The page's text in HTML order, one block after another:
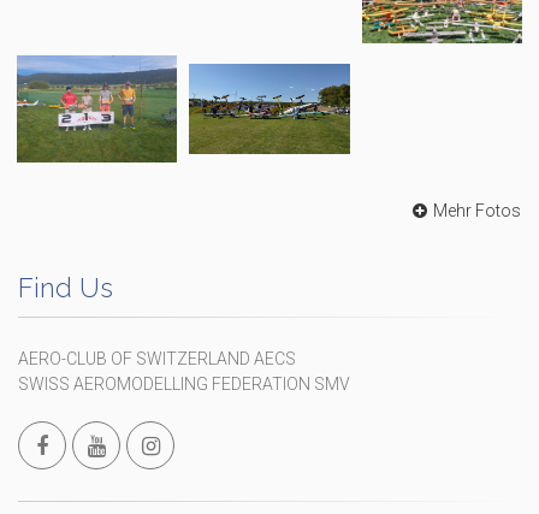
Mehr Fotos
Find Us
AERO-CLUB OF SWITZERLAND AECS
SWISS AEROMODELLING FEDERATION SMV